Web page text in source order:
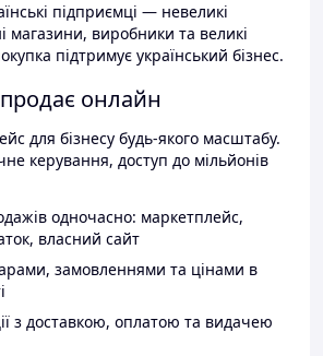
підприємці — невеликі
магазини, виробники та великі
підтримує український бізнес.
онлайн
для бізнесу будь-якого масштабу.
керування, доступ до мільйонів
одночасно: маркетплейс,
власний сайт
замовленнями та цінами в
з доставкою, оплатою та видачею